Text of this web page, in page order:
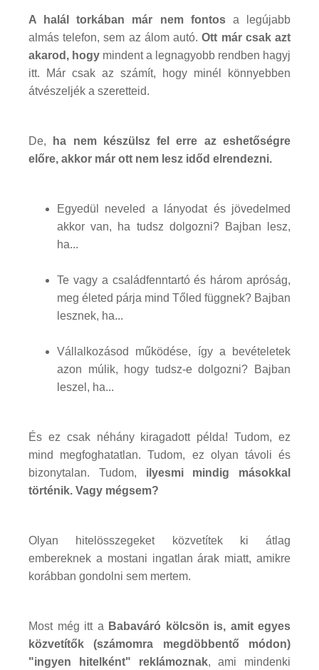
A halál torkában már nem fontosa legújabb
almás telefon, sem az álom autó.Ott már csak azt
akarod, hogy mindent a legnagyobb rendben hagyj
itt. Már csak az számít, hogy minél könnyebben
átvészeljék a szeretteid.
De,
ha nem készülsz fel erre az eshetőségre
előre, akkor már ott nem lesz időd elrendezni.
Egyedül neveled a lányodat és jövedelmed
akkor van, ha tudsz dolgozni? Bajban lesz,
ha...
Te vagy a családfenntartó és három apróság,
meg életed párja mind Tőled függnek? Bajban
lesznek, ha...
Vállalkozásod működése, így a bevételetek
azon múlik, hogy tudsz-e dolgozni? Bajban
leszel, ha...
És ez csak néhány kiragadott példa! Tudom, ez
mind megfoghatatlan. Tudom, ez olyan távoli és
bizonytalan. Tudom, ilyesmi mindig másokkal
történik. Vagy mégsem?
Olyan hitelösszegeket közvetítek ki átlag
embereknek a mostani ingatlan árak miatt, amikre
korábban gondolni sem mertem.
Most még itt a Babaváró kölcsön is, amit egyes
közvetítők (számomra megdöbbentő módon)
"ingyen hitelként" reklámoznak, ami mindenki